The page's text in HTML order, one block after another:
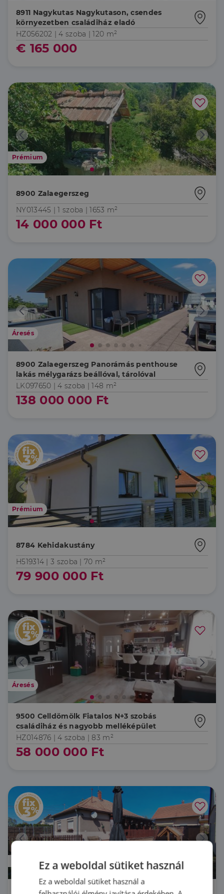
8911 Nagykutas Nagykutason, csendes
környezetben családiház eladó
HZ056202 |4 szoba | 120 m²
€ 165 000
Prémium
8900 Zalaegerszeg
NY013445 |1 szoba | 1653 m²
14 000 000 Ft
Áresés
8900 Zalaegerszeg Panorámás penthouse
lakás mélygarázs beállóval, tárolóval
LK097650 |4 szoba | 148 m²
138 000 000 Ft
Prémium
8784 Kehidakustány
H519314 | 3 szoba | 70 m²
79 900 000 Ft
Áresés
9500 Celldömölk Fiatalos N+3 szobás
családiház és nagyobb melléképület
HZ014876 |4 szoba | 83 m²
58 000 000 Ft
Prémium
8648 Balatonkeresztúr Csinos lakóház 7
Ez a weboldal sütiket használ
Ez a weboldal sütiket használ a